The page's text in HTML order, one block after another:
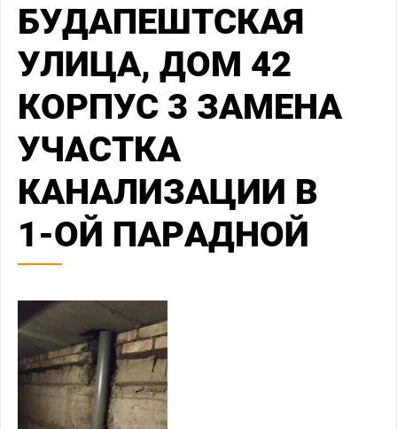
БУДАПЕШТСКАЯ
УЛИЦА, ДОМ 42
КОРПУС 3 ЗАМЕНА
УЧАСТКА
КАНАЛИЗАЦИИ В
1-ОЙ ПАРАДНОЙ